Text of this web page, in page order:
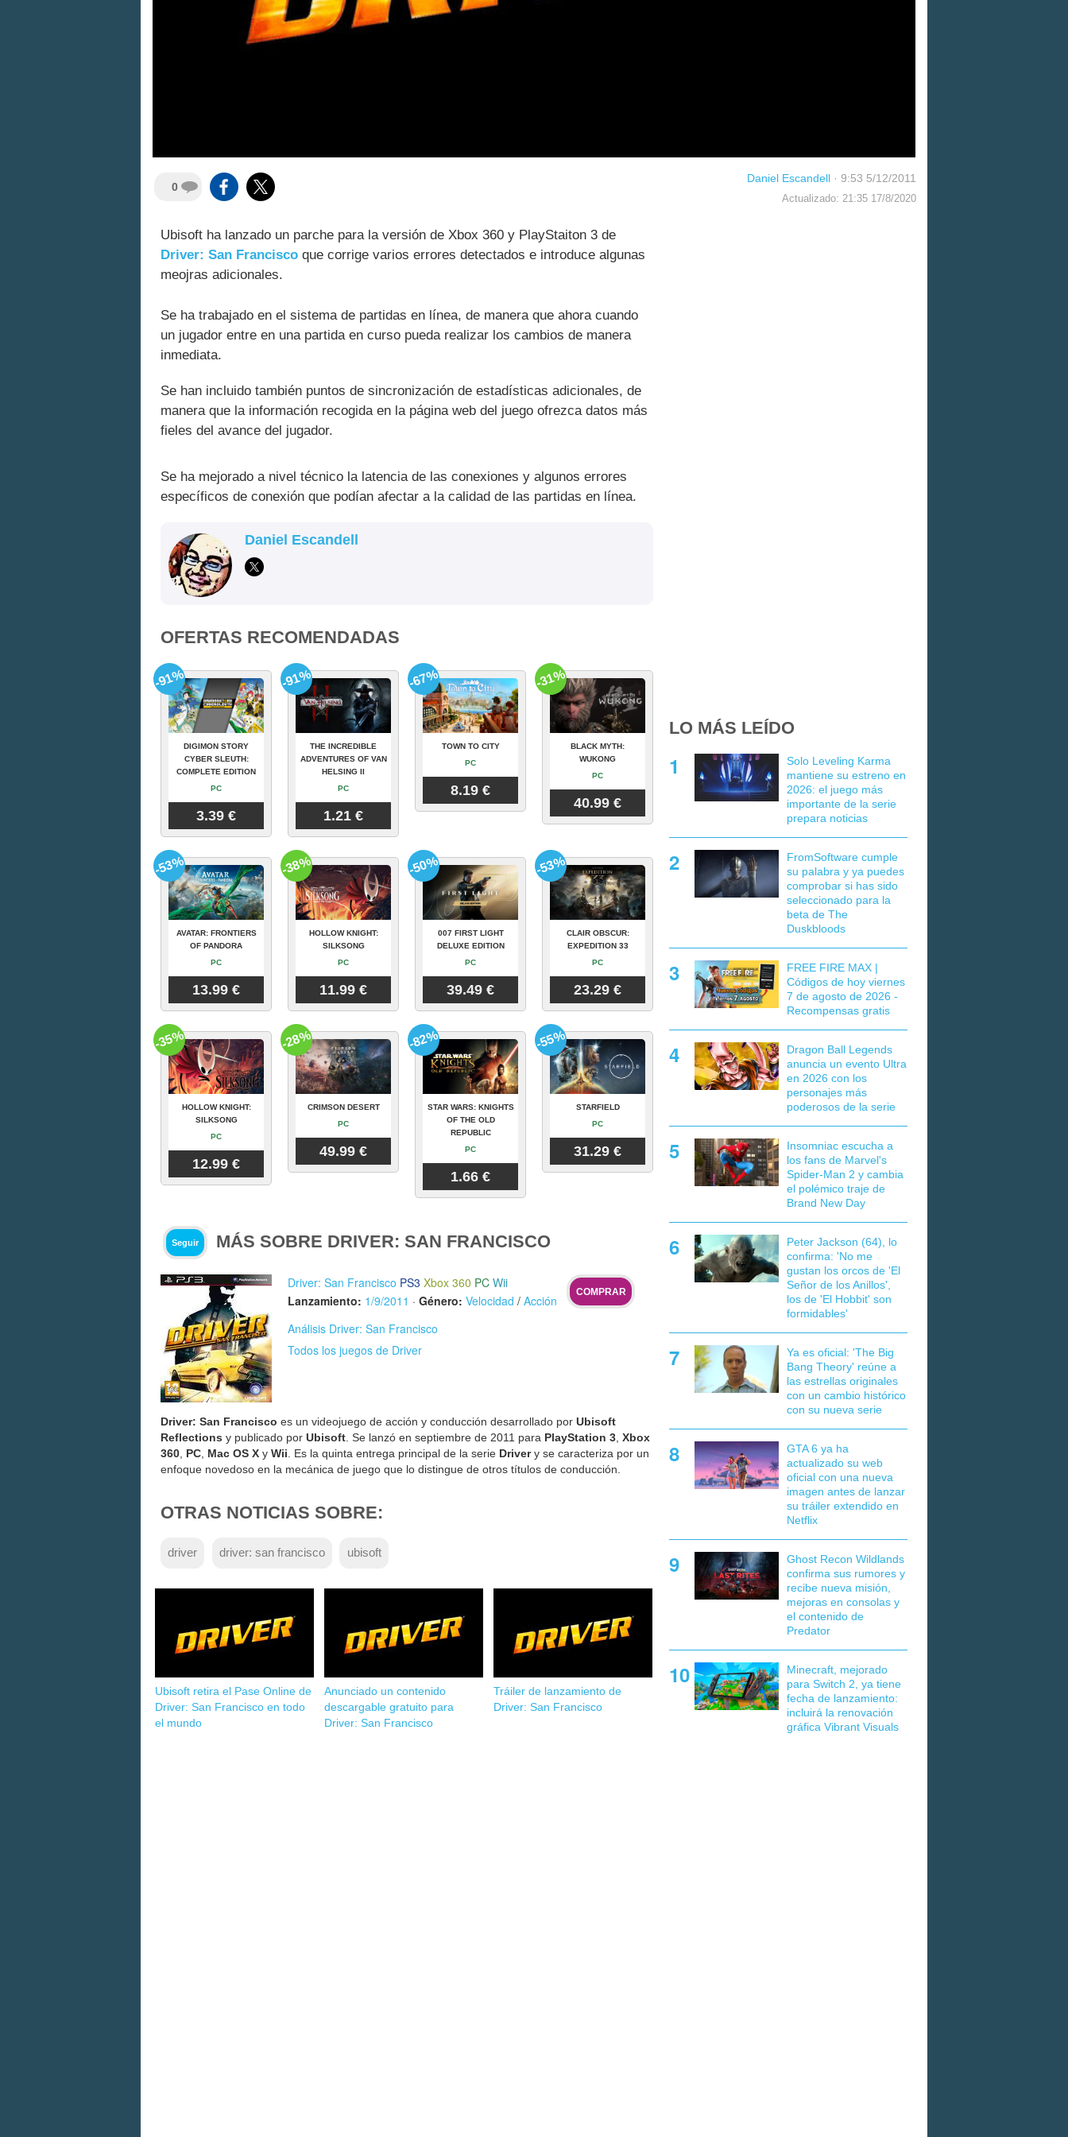
0
Daniel Escandell · 9:53 5/12/2011
Actualizado: 21:35 17/8/2020
Ubisoft ha lanzado un parche para la versión de Xbox 360 y PlayStaiton 3 de
Driver: San Francisco que corrige varios errores detectados e introduce algunas
meojras adicionales.
Se ha trabajado en el sistema de partidas en línea, de manera que ahora cuando
un jugador entre en una partida en curso pueda realizar los cambios de manera
inmediata.
Se han incluido también puntos de sincronización de estadísticas adicionales, de
manera que la información recogida en la página web del juego ofrezca datos más
fieles del avance del jugador.
Se ha mejorado a nivel técnico la latencia de las conexiones y algunos errores
específicos de conexión que podían afectar a la calidad de las partidas en línea.
Daniel Escandell
OFERTAS RECOMENDADAS
DIGIMON STORY
CYBER SLEUTH:
COMPLETE EDITION
PC
3.39 €
-91%
THE INCREDIBLE
ADVENTURES OF VAN
HELSING II
PC
1.21 €
-91%
TOWN TO CITY
PC
8.19 €
-67%
BLACK MYTH:
WUKONG
PC
40.99 €
-31%
AVATAR: FRONTIERS
OF PANDORA
PC
13.99 €
-53%
HOLLOW KNIGHT:
SILKSONG
PC
11.99 €
-38%
007 FIRST LIGHT
DELUXE EDITION
PC
39.49 €
-50%
CLAIR OBSCUR:
EXPEDITION 33
PC
23.29 €
-53%
HOLLOW KNIGHT:
SILKSONG
PC
12.99 €
-35%
CRIMSON DESERT
PC
49.99 €
-28%
STAR WARS: KNIGHTS
OF THE OLD
REPUBLIC
PC
1.66 €
-82%
STARFIELD
PC
31.29 €
-55%
Seguir MÁS SOBRE DRIVER: SAN FRANCISCO
Driver: San Francisco PS3 Xbox 360 PC Wii
Lanzamiento: 1/9/2011 · Género: Velocidad / Acción
COMPRAR
Análisis Driver: San Francisco
Todos los juegos de Driver
Driver: San Francisco es un videojuego de acción y conducción desarrollado por Ubisoft
Reflections y publicado por Ubisoft . Se lanzó en septiembre de 2011 para PlayStation 3 Xbox
360 PC Mac OS X y Wii . Es la quinta entrega principal de la serie Drivery se caracteriza por un
enfoque novedoso en la mecánica de juego que lo distingue de otros títulos de conducción.
OTRAS NOTICIAS SOBRE:
driver driver: san francisco ubisoft
Ubisoft retira el Pase Online de
Driver: San Francisco en todo
el mundo
Anunciado un contenido
descargable gratuito para
Driver: San Francisco
Tráiler de lanzamiento de
Driver: San Francisco
LO MÁS LEÍDO
Solo Leveling Karma
mantiene su estreno en
2026: el juego más
importante de la serie
prepara noticias
FromSoftware cumple
su palabra y ya puedes
comprobar si has sido
seleccionado para la
beta de The
Duskbloods
FREE FIRE MAX |
Códigos de hoy viernes
7 de agosto de 2026 -
Recompensas gratis
Dragon Ball Legends
anuncia un evento Ultra
en 2026 con los
personajes más
poderosos de la serie
Insomniac escucha a
los fans de Marvel's
Spider-Man 2 y cambia
el polémico traje de
Brand New Day
Peter Jackson (64), lo
confirma: 'No me
gustan los orcos de 'El
Señor de los Anillos',
los de 'El Hobbit' son
formidables'
Ya es oficial: 'The Big
Bang Theory' reúne a
las estrellas originales
con un cambio histórico
con su nueva serie
GTA 6 ya ha
actualizado su web
oficial con una nueva
imagen antes de lanzar
su tráiler extendido en
Netflix
Ghost Recon Wildlands
confirma sus rumores y
recibe nueva misión,
mejoras en consolas y
el contenido de
Predator
Minecraft, mejorado
para Switch 2, ya tiene
fecha de lanzamiento:
incluirá la renovación
gráfica Vibrant Visuals